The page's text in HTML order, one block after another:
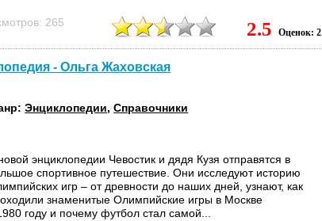
265 2.5 Оценок: 2
- Ольга Жаховская
Энциклопедии,Справочники
энциклопедии Чевостик и дядя Кузя отправятся в
спортивное путешествие. Они исследуют историю
игр – от древности до наших дней, узнают, как
знаменитые Олимпийские игры в Москве
году и почему футбол стал самой...